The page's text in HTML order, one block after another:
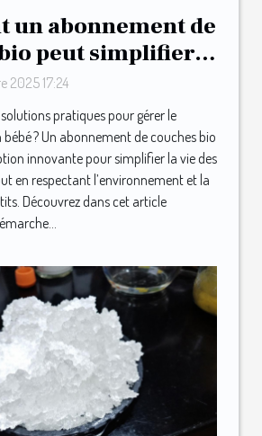
un abonnement de
peut simplifier
parents ?
2025 17:24
pratiques pour gérer le
? Un abonnement de couches bio
innovante pour simplifier la vie des
en respectant l’environnement et la
Découvrez dans cet article